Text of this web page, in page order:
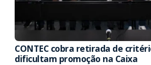
CONTEC cobra retirada de
dificultam promoção na Caixa